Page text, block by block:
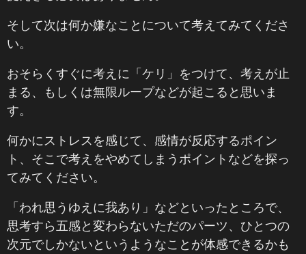
そして次は何か嫌なことについて考えてみてくださ
い。
おそらくすぐに考えに「ケリ」をつけて、考えが止
まる、もしくは無限ループなどが起こると思いま
す。
何かにストレスを感じて、感情が反応するポイン
ト、そこで考えをやめてしまうポイントなどを探っ
てみてください。
「われ思うゆえに我あり」などといったところで、
思考すら五感と変わらないただのパーツ、ひとつの
次元でしかないというようなことが体感できるかも